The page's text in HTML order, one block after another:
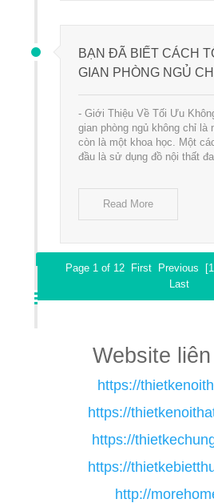
BẠN ĐÃ BIẾT CÁCH
GIAN PHÒNG NGỦ
- Giới Thiệu Về Tối Ưu
gian phòng ngủ không chỉ là
còn là một khoa học. Một
đầu là sử dụng đồ nội thất
Read More
Page 1 of 12 First Previous
Last
Website
https://
https://
https://
https://
http://